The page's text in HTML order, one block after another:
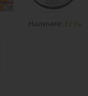
Наличие: Есть